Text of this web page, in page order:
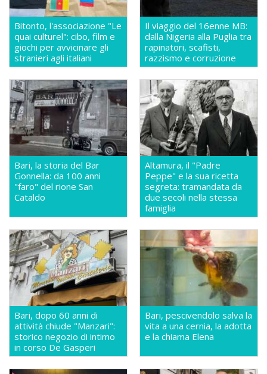
Bitonto, l'associazione "Le
quai culturel": cibo, film e
giochi per avvicinare gli
stranieri agli italiani
Il viaggio del 16enne MB:
dalla Nigeria alla Puglia tra
rapinatori, scafisti,
razzismo e corruzione
Bari, la storia del Bar
Gonnella: da 100 anni
"faro" del rione San
Cataldo
Altamura, il "Padre
Peppe" e la sua ricetta
segreta: tramandata da
due secoli nella stessa
famiglia
Bari, dopo 60 anni di
attività chiude "Manzari":
storico negozio di intimo
in corso De Gasperi
Bari, pescivendolo salva la
vita a una cernia, la adotta
e la chiama Elena